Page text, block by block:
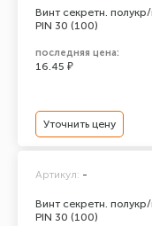
Винт секретн.
PIN 30 (100)
последняя цена:
16.45 ₽
Уточнить цену
Винт секретн.
PIN 30 (100)
Артикул: -